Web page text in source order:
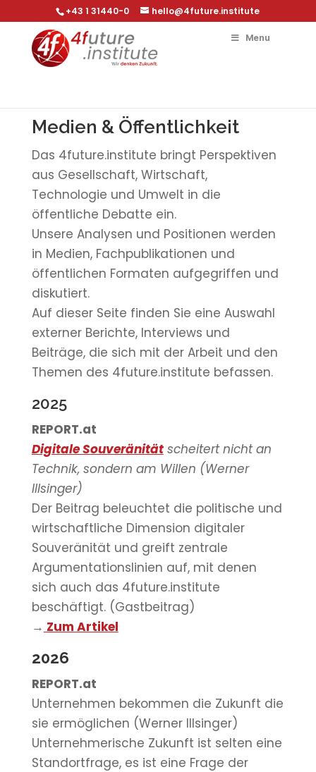
+43 1 31440-0 hello@4future.institute
Menu
Medien & Öffentlichkeit
Das 4future.institute bringt Perspektiven
aus Gesellschaft, Wirtschaft,
Technologie und Umwelt in die
öffentliche Debatte ein.
Unsere Analysen und Positionen werden
in Medien, Fachpublikationen und
öffentlichen Formaten aufgegriffen und
diskutiert.
Auf dieser Seite finden Sie eine Auswahl
externer Berichte, Interviews und
Beiträge, die sich mit der Arbeit und den
Themen des 4future.institute befassen.
2025
REPORT.at
Digitale Souveränitätscheitert nicht an
Technik, sondern am Willen (Werner
Illsinger)
Der Beitrag beleuchtet die politische und
wirtschaftliche Dimension digitaler
Souveränität und greift zentrale
Argumentationslinien auf, mit denen
sich auch das 4future.institute
beschäftigt. (Gastbeitrag)
→ Zum Artikel
2026
REPORT.at
Unternehmen bekommen die Zukunft die
sie ermöglichen (Werner Illsinger)
Unternehmerische Zukunft ist selten eine
Standortfrage, es ist eine Frage der